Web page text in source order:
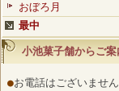
おぼろ月
最中
小池菓子舗からご案
●お電話はございません